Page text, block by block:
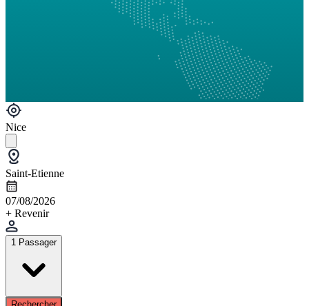
Nice
Saint-Etienne
07/08/2026
+ Revenir
1 Passager